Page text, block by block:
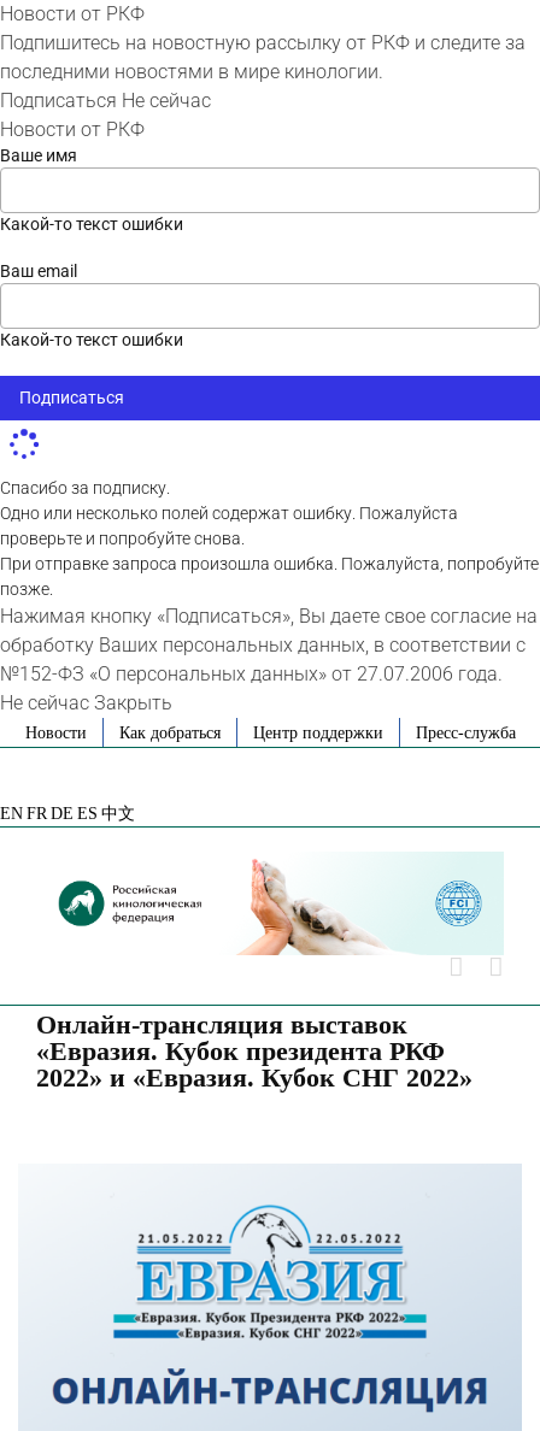
Новости от РКФ
Подпишитесь на новостную рассылку от РКФ и следите за
последними новостями в мире кинологии.
Подписаться Не сейчас
Новости от РКФ
Ваше имя
Какой-то текст ошибки
Ваш email
Какой-то текст ошибки
Подписаться
Спасибо за подписку.
Одно или несколько полей содержат ошибку. Пожалуйста
проверьте и попробуйте снова.
При отправке запроса произошла ошибка. Пожалуйста, попробуйте
позже.
Нажимая кнопку «Подписаться», Вы даете свое согласие на
обработку Ваших персональных данных, в соответствии с
№152-ФЗ «О персональных данных» от 27.07.2006 года.
Не сейчас Закрыть
SkipНовости Как добраться Центр поддержки Пресс-служба
EN FR DE ES 中文
Онлайн-трансляция выставок
«Евразия. Кубок президента РКФ
2022» и «Евразия. Кубок СНГ 2022»